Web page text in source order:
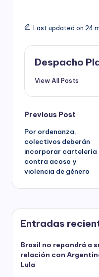
Last updated on 24
Despacho
View All Posts
Post
navigation
Previous Post
Por ordenanza,
colectivos deberán
incorporar cartelería
contra acoso y
violencia de género
Entradas
Brasil no repondrá a
relación con
Lula